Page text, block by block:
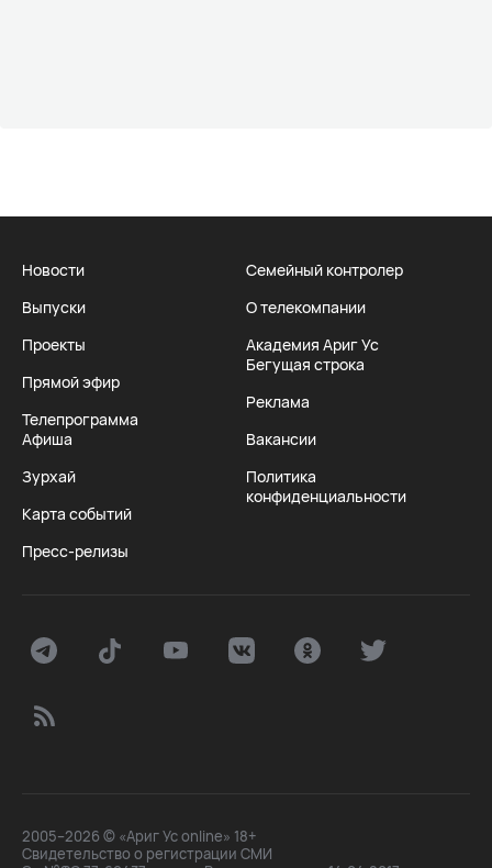
Новости
Выпуски
Проекты
Прямой эфир
Телепрограмма
Афиша
Зурхай
Карта событий
Пресс-релизы
Семейный контролер
О телекомпании
Академия Ариг Ус
Бегущая строка
Реклама
Вакансии
Политика
конфиденциальности
2005–2026 © «Ариг Ус online» 18+
Свидетельство о регистрации СМИ